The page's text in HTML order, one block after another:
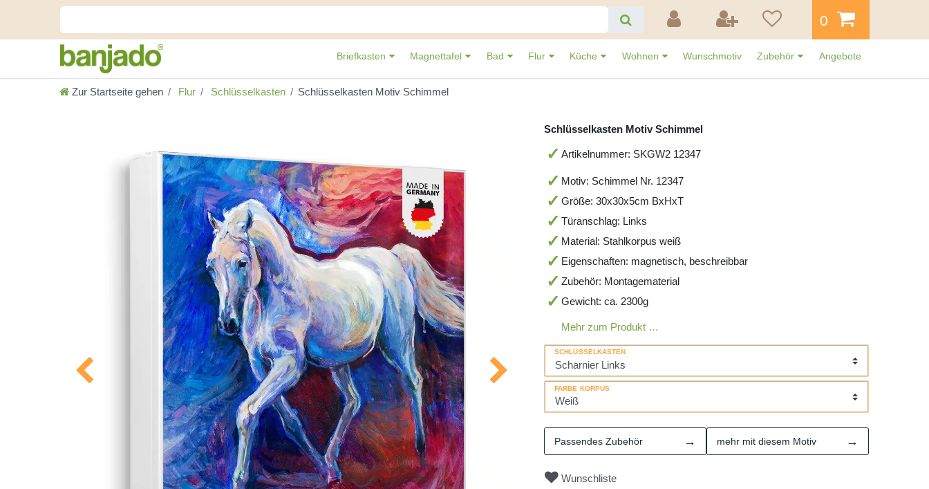
0
Briefkasten Magnettafel Bad Flur Küche Wohnen Wunschmotiv Zubehör Angebote
Zur Startseite gehen Flur Schlüsselkasten Schlüsselkasten Motiv Schimmel
Schlüsselkasten Motiv Schimmel
Artikelnummer: SKGW2 12347
Motiv: Schimmel Nr. 12347
Größe: 30x30x5cm BxHxT
Türanschlag: Links
Material: Stahlkorpus weiß
Eigenschaften: magnetisch, beschreibbar
Zubehör: Montagematerial
Gewicht: ca. 2300g
Mehr zum Produkt …
SCHLÜSSELKASTEN
FARBE KORPUS
Passendes Zubehör → mehr mit diesem Motiv →
Wunschliste